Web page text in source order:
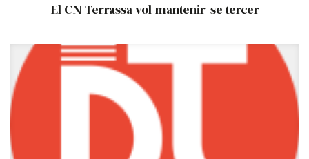
El CN Terrassa vol mantenir-se tercer